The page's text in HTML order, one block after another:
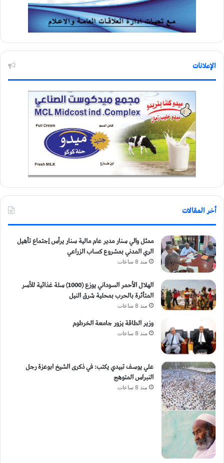
الإعلانات
أخر المقالات
ممثل والي سنار مدير عام مالية سنار يرأس إجتماع تأهيل
الري المدني بمشروع كساب الزراعي
منذ 8 ساعات
الهلال الأحمر السوداني يوزع (1000) سلة غذائية للأسر
المتأثرة بالحرب بمحلية شرق النيل
منذ 8 ساعات
وزير الطاقة يزور جامعة الخرطوم
منذ 8 ساعات
علي يوسف تبيدي يكتب: في ذكرى الشيخ ابوعزة رجل
النبراس المتوهج
منذ 8 ساعات